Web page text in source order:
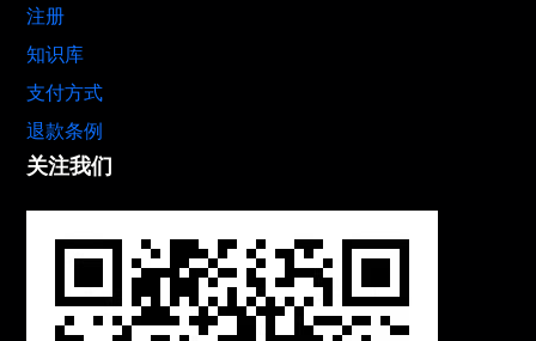
注册
知识库
支付方式
退款条例
关注我们